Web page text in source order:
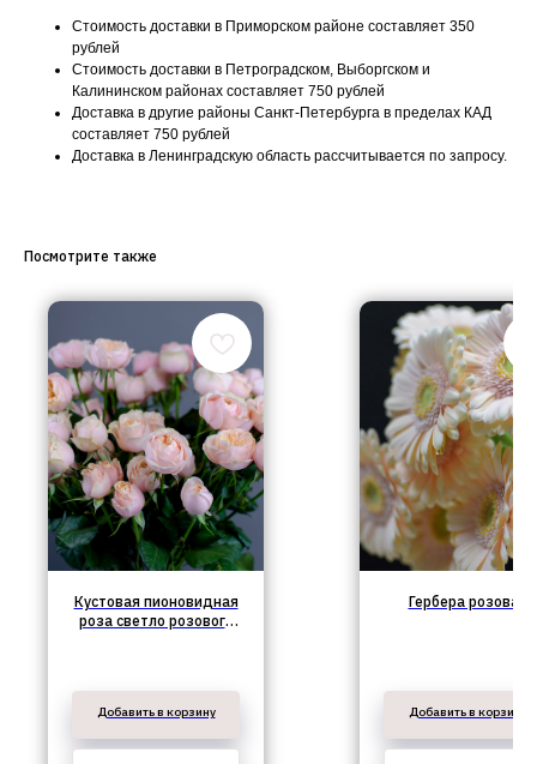
Стоимость доставки в Приморском районе составляет 350
рублей
Стоимость доставки в Петроградском, Выборгском и
Калининском районах составляет 750 рублей
Доставка в другие районы Санкт-Петербурга в пределах КАД
составляет 750 рублей
Доставка в Ленинградскую область рассчитывается по запросу.
Посмотрите также
Кустовая пионовидная
роза светло розового
Добавить в корзину
Гербера розовая
Добавить в корзину